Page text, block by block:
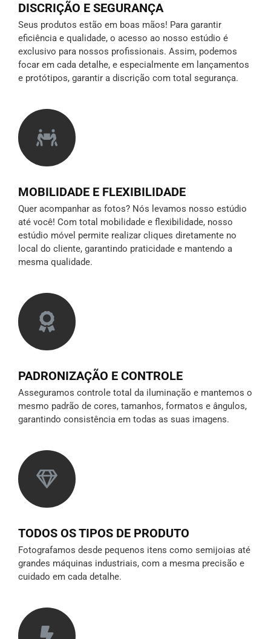
DISCRIÇÃO E SEGURANÇA
Seus produtos estão em boas mãos! Para garantir
eficiência e qualidade, o acesso ao nosso estúdio é
exclusivo para nossos profissionais. Assim, podemos
focar em cada detalhe, e especialmente em lançamentos
e protótipos, garantir a discrição com total segurança.
MOBILIDADE E FLEXIBILIDADE
Quer acompanhar as fotos? Nós levamos nosso estúdio
até você! Com total mobilidade e flexibilidade, nosso
estúdio móvel permite realizar cliques diretamente no
local do cliente, garantindo praticidade e mantendo a
mesma qualidade.
PADRONIZAÇÃO E CONTROLE
Asseguramos controle total da iluminação e mantemos o
mesmo padrão de cores, tamanhos, formatos e ângulos,
garantindo consistência em todas as suas imagens.
TODOS OS TIPOS DE PRODUTO
Fotografamos desde pequenos itens como semijoias até
grandes máquinas industriais, com a mesma precisão e
cuidado em cada detalhe.